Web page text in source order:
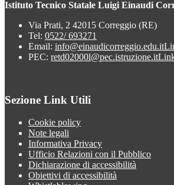
Istituto Tecnico Statale Luigi Einaudi
Via Prati, 2 42015 Correggio (RE)
Tel: 0522/ 693271
Email: info@einaudicorreggio.edu.it
PEC: retd02000l@pec.istruzione.it
Sezione Link Utili
Cookie policy
Note legali
Informativa Privacy
Ufficio Relazioni con il Pubblico
Dichiarazione di accessibilità
Obiettivi di accessibilità